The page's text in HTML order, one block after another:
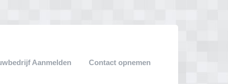
Aanmelden Contact opnemen